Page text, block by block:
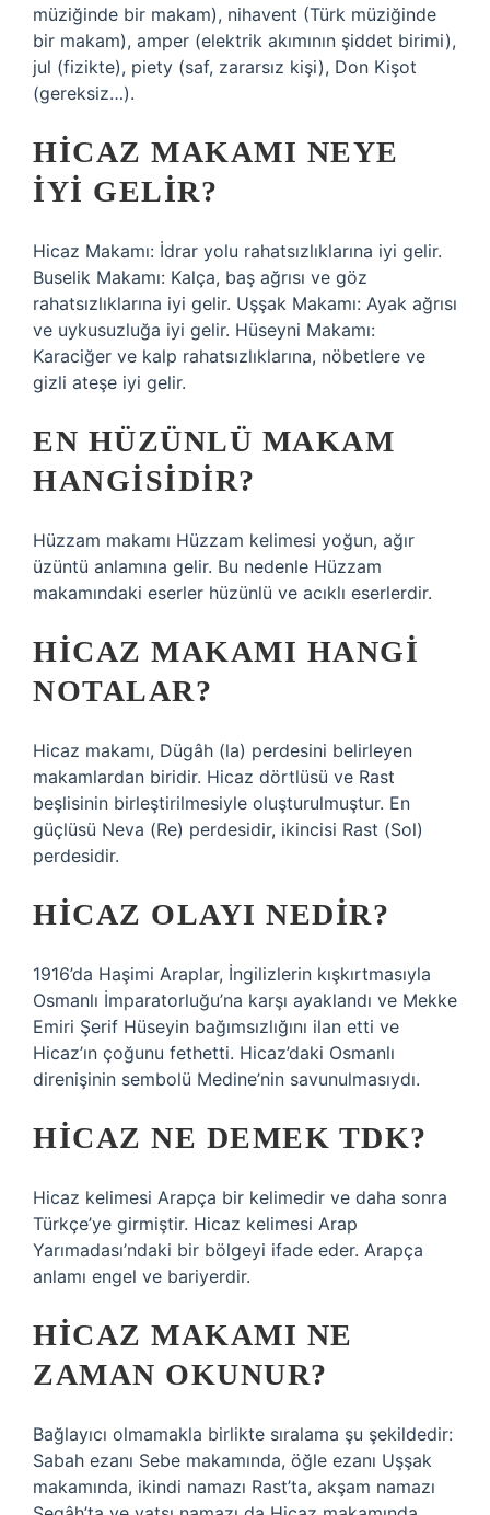
müziğinde bir makam), nihavent (Türk müziğinde
bir makam), amper (elektrik akımının şiddet birimi),
jul (fizikte), piety (saf, zararsız kişi), Don Kişot
(gereksiz…).
HICAZ MAKAMI NEYE
IYI GELIR?
Hicaz Makamı: İdrar yolu rahatsızlıklarına iyi gelir.
Buselik Makamı: Kalça, baş ağrısı ve göz
rahatsızlıklarına iyi gelir. Uşşak Makamı: Ayak ağrısı
ve uykusuzluğa iyi gelir. Hüseyni Makamı:
Karaciğer ve kalp rahatsızlıklarına, nöbetlere ve
gizli ateşe iyi gelir.
EN HÜZÜNLÜ MAKAM
HANGISIDIR?
Hüzzam makamı Hüzzam kelimesi yoğun, ağır
üzüntü anlamına gelir. Bu nedenle Hüzzam
makamındaki eserler hüzünlü ve acıklı eserlerdir.
HICAZ MAKAMI HANGI
NOTALAR?
Hicaz makamı, Dügâh (la) perdesini belirleyen
makamlardan biridir. Hicaz dörtlüsü ve Rast
beşlisinin birleştirilmesiyle oluşturulmuştur. En
güçlüsü Neva (Re) perdesidir, ikincisi Rast (Sol)
perdesidir.
HICAZ OLAYI NEDIR?
1916’da Haşimi Araplar, İngilizlerin kışkırtmasıyla
Osmanlı İmparatorluğu’na karşı ayaklandı ve Mekke
Emiri Şerif Hüseyin bağımsızlığını ilan etti ve
Hicaz’ın çoğunu fethetti. Hicaz’daki Osmanlı
direnişinin sembolü Medine’nin savunulmasıydı.
HICAZ NE DEMEK TDK?
Hicaz kelimesi Arapça bir kelimedir ve daha sonra
Türkçe’ye girmiştir. Hicaz kelimesi Arap
Yarımadası’ndaki bir bölgeyi ifade eder. Arapça
anlamı engel ve bariyerdir.
HICAZ MAKAMI NE
ZAMAN OKUNUR?
Bağlayıcı olmamakla birlikte sıralama şu şekildedir:
Sabah ezanı Sebe makamında, öğle ezanı Uşşak
makamında, ikindi namazı Rast’ta, akşam namazı